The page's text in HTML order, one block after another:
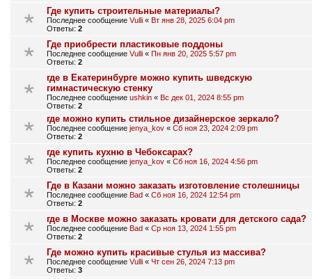
Где купить строительные материалы?
Последнее сообщение Vulli « Вт янв 28, 2025 6:04 pm
Ответы: 2
Где приобрести пластиковые поддоны
Последнее сообщение Vulli « Пн янв 20, 2025 5:57 pm
Ответы: 2
где в Екатеринбурге можно купить шведскую
гимнастическую стенку
Последнее сообщение ushkin « Вс дек 01, 2024 8:55 pm
Ответы: 2
где можно купить стильное дизайнерское зеркало?
Последнее сообщение jenya_kov « Сб ноя 23, 2024 2:09 pm
Ответы: 2
где купить кухню в Чебоксарах?
Последнее сообщение jenya_kov « Сб ноя 16, 2024 4:56 pm
Ответы: 2
Где в Казани можно заказать изготовление столешницы
Последнее сообщение Bad « Сб ноя 16, 2024 12:54 pm
Ответы: 2
где в Москве можно заказать кровати для детского сада?
Последнее сообщение Bad « Ср ноя 13, 2024 1:55 pm
Ответы: 2
Где можно купить красивые стулья из массива?
Последнее сообщение Vulli « Чт сен 26, 2024 7:13 pm
Ответы: 3